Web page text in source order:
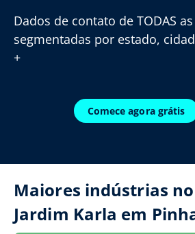
Dados de contato de TODAS
segmentadas por estado,
+
Comece agora grátis
Maiores indústrias
Jardim Karla em